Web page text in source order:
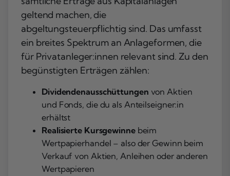
geltend machen, die
abgeltungsteuerpflichtig sind. Das umfasst
ein breites Spektrum an Anlageformen, die
für Privatanleger:innen relevant sind. Zu den
begünstigten Erträgen zählen:
Dividendenausschüttungen von Aktien
und Fonds, die du als Anteilseigner:in
erhältst
Realisierte Kursgewinnebeim
Wertpapierhandel – also der Gewinn beim
Verkauf von Aktien, Anleihen oder anderen
Wertpapieren